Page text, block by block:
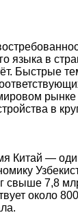
языка в
Быстрые
рынке
в
Китай —
свыше 7,8
около